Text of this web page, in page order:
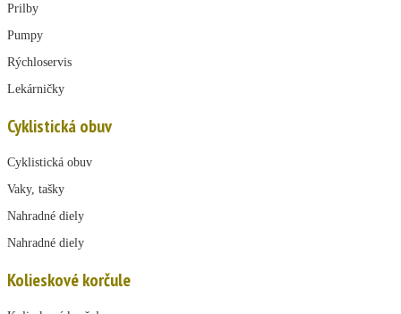
Prilby
Pumpy
Rýchloservis
Lekárničky
Cyklistická obuv
Cyklistická obuv
Vaky, tašky
Nahradné diely
Nahradné diely
Kolieskové korčule